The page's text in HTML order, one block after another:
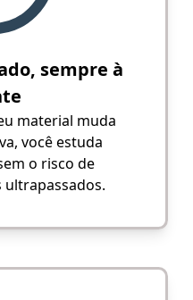
sempre à
material muda
você estuda
o risco de